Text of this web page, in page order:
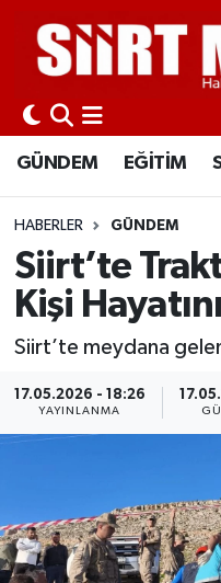
GÜNDEM EĞİTİM
HABERLER GÜNDEM
Siirt’te
Kişi
Siirt’te meydana
17.05.2026 - 18:26
YAYINLANMA
GÜNDEM
EĞİTİM
SİYASET
EKONOMİ
SPOR
İLÇELER
KÜLTÜR-SANAT
Siirt Nöbetçi
Siirt Hava Durumu
Siirt Namaz
Siirt Trafik
Süper Lig Puan
Tüm Manşetler
Son Dakika